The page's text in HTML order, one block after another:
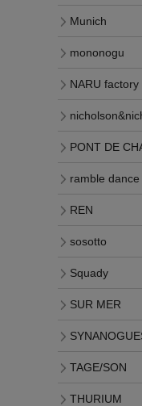
Munich
mononogu
NARU factory
PONT DE
ramble dance
REN
sosotto
Squady
SUR MER
TAGE/SON
THURIUM